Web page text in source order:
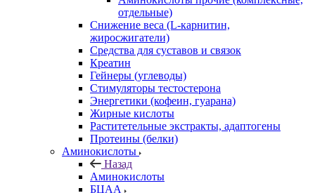
отдельные)
Снижение веса (L-карнитин,
жиросжигатели)
Средства для суставов и связок
Креатин
Гейнеры (углеводы)
Стимуляторы тестостерона
Энергетики (кофеин, гуарана)
Жирные кислоты
Раститетельные экстракты, адаптогены
Протеины (белки)
Аминокислоты
Назад
Аминокислоты
БЦАА